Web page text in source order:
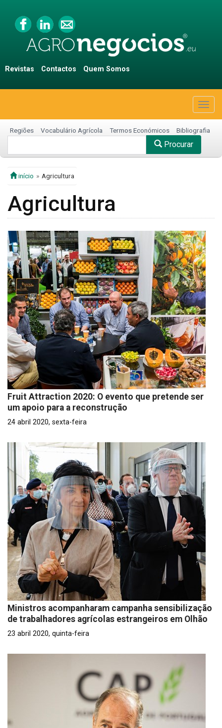
Revistas Contactos Quem Somos
Regiões Vocabulário Agrícola Termos Económicos Bibliografia
Procurar
início Agricultura
Agricultura
Fruit Attraction 2020: O evento que pretende ser
um apoio para a reconstrução
24 abril 2020, sexta-feira
Ministros acompanharam campanha sensibilização
de trabalhadores agrícolas estrangeiros em Olhão
23 abril 2020, quinta-feira